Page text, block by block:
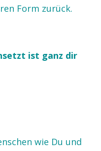
Form zurück.
ist ganz dir
wie Du und